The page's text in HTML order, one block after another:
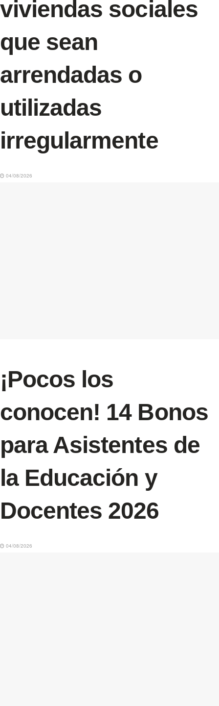
viviendas sociales
que sean
arrendadas o
utilizadas
irregularmente
04/08/2026
¡Pocos los
conocen! 14 Bonos
para Asistentes de
la Educación y
Docentes 2026
04/08/2026